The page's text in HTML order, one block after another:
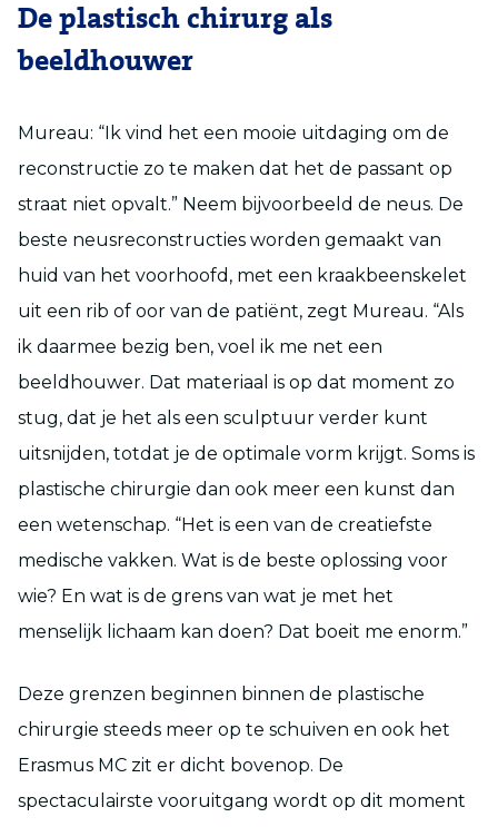
De plastisch chirurg als
beeldhouwer
Mureau: “Ik vind het een mooie uitdaging om de
reconstructie zo te maken dat het de passant op
straat niet opvalt.” Neem bijvoorbeeld de neus. De
beste neusreconstructies worden gemaakt van
huid van het voorhoofd, met een kraakbeenskelet
uit een rib of oor van de patiënt, zegt Mureau. “Als
ik daarmee bezig ben, voel ik me net een
beeldhouwer. Dat materiaal is op dat moment zo
stug, dat je het als een sculptuur verder kunt
uitsnijden, totdat je de optimale vorm krijgt. Soms is
plastische chirurgie dan ook meer een kunst dan
een wetenschap. “Het is een van de creatiefste
medische vakken. Wat is de beste oplossing voor
wie? En wat is de grens van wat je met het
menselijk lichaam kan doen? Dat boeit me enorm.”
Deze grenzen beginnen binnen de plastische
chirurgie steeds meer op te schuiven en ook het
Erasmus MC zit er dicht bovenop. De
spectaculairste vooruitgang wordt op dit moment